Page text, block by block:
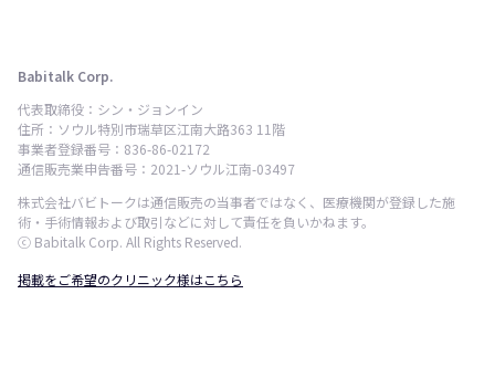
Babitalk Corp.
代表取締役：シン・ジョンイン
住所：ソウル特別市瑞草区江南大路363 11階
事業者登録番号：836-86-02172
通信販売業申告番号：2021-ソウル江南-03497
株式会社バビトークは通信販売の当事者ではなく、医療機関が登録した施
術・手術情報および取引などに対して責任を負いかねます。
ⓒ Babitalk Corp. All Rights Reserved.
掲載をご希望のクリニック様はこちら